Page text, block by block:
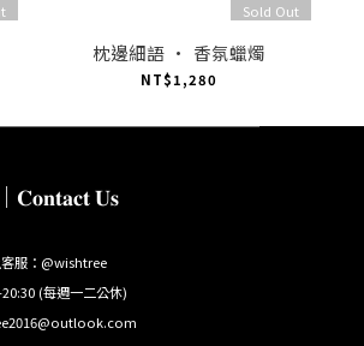
Sold Out
枕邊細語 · 香氛蠟燭
NT$1,280
𝐂𝐨𝐧𝐭𝐚𝐜𝐭 𝐔𝐬
服：@wishtree
(每週一二公休)